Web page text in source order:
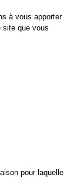
à vous apporter
site que vous
pour laquelle